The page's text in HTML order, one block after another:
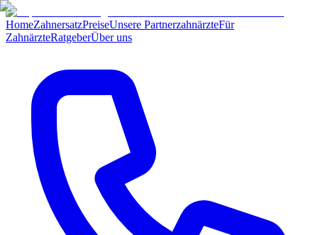
HomeZahnersatzPreiseUnsere PartnerzahnärzteFür
ZahnärzteRatgeberÜber uns